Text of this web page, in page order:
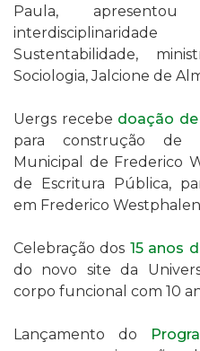
Paula,
Sustentabilidade,
Sociologia, Jalcione de
Uergs recebe doação de
para construção de
Municipal de Frederico
de Escritura Pública,
em Frederico Westphalen
Celebração dos 15 anos
do novo site da
corpo funcional com 10
Lançamento do